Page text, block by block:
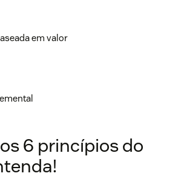
em valor
6 princípios do